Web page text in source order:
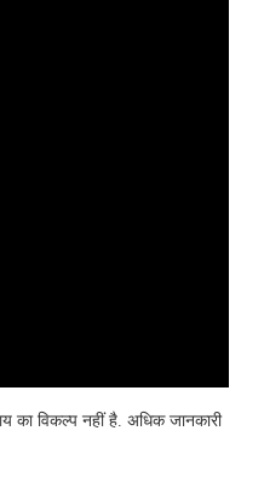
का विकल्प नहीं है. अधिक जानकारी